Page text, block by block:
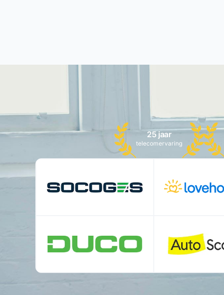
25 jaar
telecomervaring